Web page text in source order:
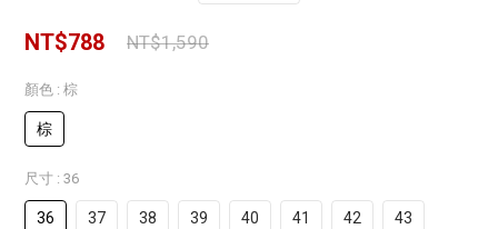
NT$788 NT$1,590
顏色 : 棕
棕
尺寸 : 36
36 37 38 39 40 41 42 43